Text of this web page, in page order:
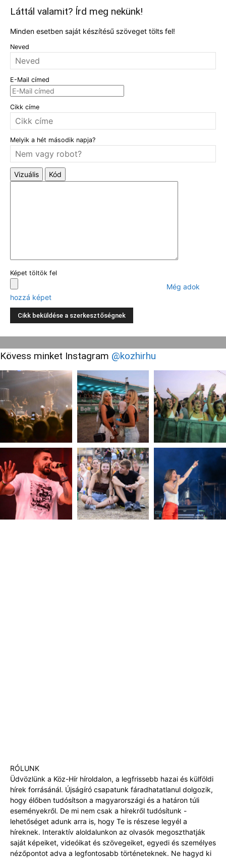
Láttál valamit? Írd meg nekünk!
Minden esetben saját készítésű szöveget tölts fel!
Neved
E-Mail címed
Cikk címe
Melyik a hét második napja?
Vizuális Kód
Képet töltök fel
Még adok
hozzá képet
Kövess minket Instagram @kozhirhu
RÓLUNK
Üdvözlünk a Köz-Hír híroldalon, a legfrissebb hazai és külföldi
hírek forrásánál. Újságíró csapatunk fáradhatatlanul dolgozik,
hogy élőben tudósítson a magyarországi és a határon túli
eseményekről. De mi nem csak a hírekről tudósítunk -
lehetőséget adunk arra is, hogy Te is részese legyél a
híreknek. Interaktív aloldalunkon az olvasók megoszthatják
saját képeiket, videóikat és szövegeiket, egyedi és személyes
nézőpontot adva a legfontosabb történeteknek. Ne hagyd ki